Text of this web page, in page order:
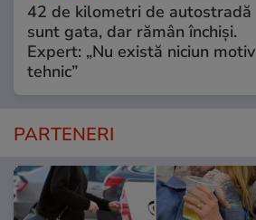
42 de kilometri de autostradă
sunt gata, dar rămân închiși.
Expert: „Nu există niciun motiv
tehnic”
PARTENERI